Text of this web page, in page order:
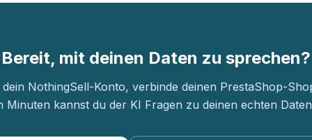
Bereit, mit deinen Daten zu sprechen?
dein NothingSell-Konto, verbinde deinen PrestaShop-
Minuten kannst du der KI Fragen zu deinen echten